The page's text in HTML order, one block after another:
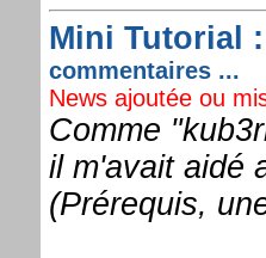
Mini Tutorial
commentaires ...
News ajoutée ou
Comme
il m'avait aidé
(Prérequis,